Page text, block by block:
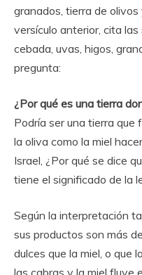
granados, tierra de olivos
versículo anterior, cita
cebada, uvas, higos,
pregunta:
¿Por qué es una tierra
Podría ser una tierra que
la oliva como la miel
Israel, ¿Por qué se dice
tiene el significado de la
Según la interpretación
sus productos son más
dulces que la miel, o que